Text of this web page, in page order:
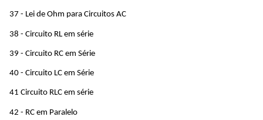
37 - Lei de Ohm para Circuitos AC
38 - Circuito RL em série
39 - Circuito RC em Série
40 - Circuito LC em Série
41 Circuito RLC em série
42 - RC em Paralelo